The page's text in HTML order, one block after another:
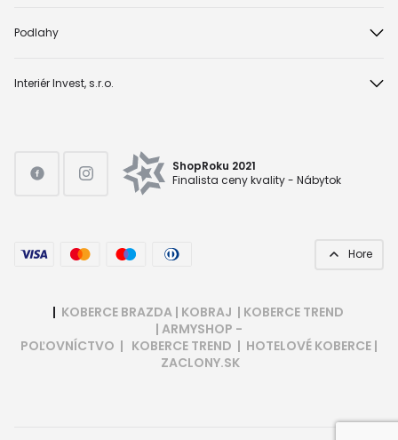
Podlahy
Interiér Invest, s.r.o.
ShopRoku 2021
Finalista ceny kvality - Nábytok
Hore
| KOBERCE BRAZDA | KOBRAJ | KOBERCE TREND
| ARMYSHOP -
POĽOVNÍCTVO | KOBERCE TREND | HOTELOVÉ KOBERCE |
ZACLONY.SK